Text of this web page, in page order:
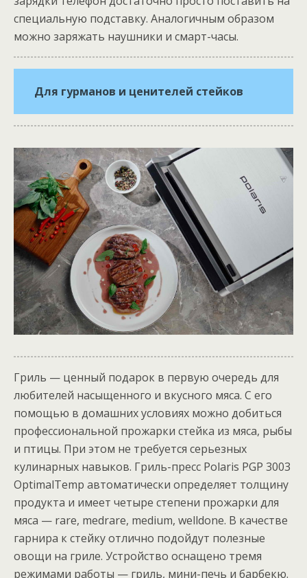
специальную подставку. Аналогичным образом
можно заряжать наушники и смарт-часы.
Для гурманов и ценителей стейков
Гриль — ценный подарок в первую очередь для
любителей насыщенного и вкусного мяса. С его
помощью в домашних условиях можно добиться
профессиональной прожарки стейка из мяса, рыбы
и птицы. При этом не требуется серьезных
кулинарных навыков. Гриль-пресс Polaris PGP 3003
OptimalTemp автоматически определяет толщину
продукта и имеет четыре степени прожарки для
мяса — rare, medrare, medium, welldone. В качестве
гарнира к стейку отлично подойдут полезные
овощи на гриле. Устройство оснащено тремя
режимами работы — гриль, мини-печь и барбекю.